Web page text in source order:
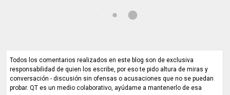
Todos los comentarios realizados en este blog son de exclusiva
responsabilidad de quien los escribe, por eso te pido altura de miras y
conversación - discusión sin ofensas o acusaciones que no se puedan
probar. QT es un medio colaborativo, ayúdame a mantenerlo de esa